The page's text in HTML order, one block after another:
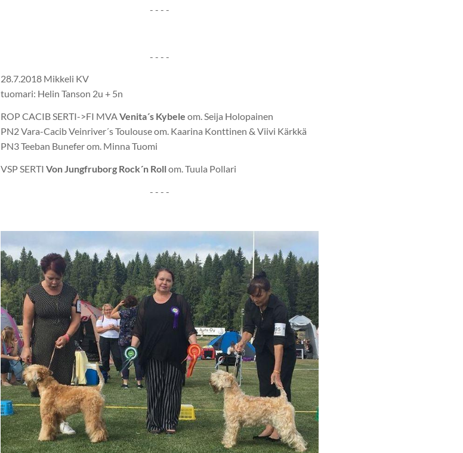
- - - -
- - - -
28.7.2018 Mikkeli KV
tuomari: Helin Tanson 2u + 5n
ROP CACIB SERTI->FI MVAVenita´s Kybele om. Seija Holopainen
PN2 Vara-Cacib Veinriver´s Toulouse om. Kaarina Konttinen & Viivi Kärkkä
PN3 Teeban Bunefer om. Minna Tuomi
VSP SERTI Von Jungfruborg Rock´n Rollom. Tuula Pollari
- - - -